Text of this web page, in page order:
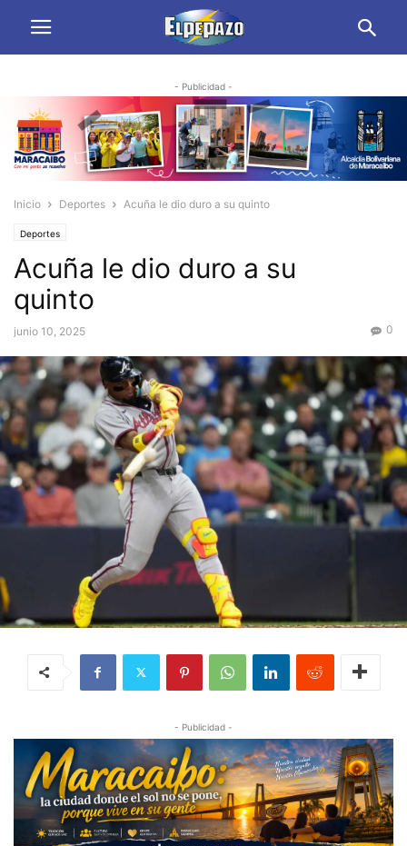
- Publicidad -
Inicio Deportes Acuña le dio duro a su quinto
Deportes
Acuña le dio duro a su
quinto
junio 10, 2025 0
- Publicidad -